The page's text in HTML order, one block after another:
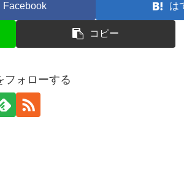
Facebook は
コピー
フォローする